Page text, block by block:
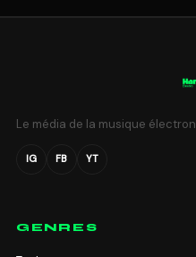
Le média de la musique
IG FB YT
GENRES